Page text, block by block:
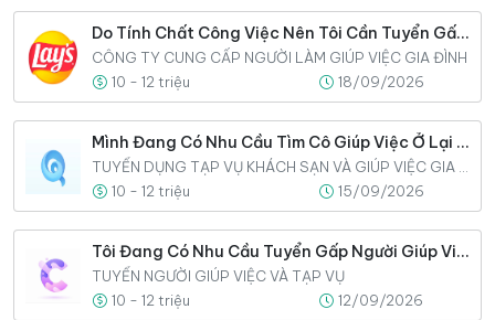
Do Tính Chất Công Việc Nên Tôi Cần Tuyển Gấp 3 Người Giúp Việc
CÔNG TY CUNG CẤP NGƯỜI LÀM GIÚP VIỆC GIA ĐÌNH
10 - 12 triệu
18/09/2026
Mình Đang Có Nhu Cầu Tìm Cô Giúp Việc Ở Lại Nhà Và Gắn Bó Lâu Dài
10 - 12 triệu
15/09/2026
Tôi Đang Có Nhu Cầu Tuyển Gấp Người Giúp Việc Cho Nhà Tôi
TUYỂN NGƯỜI GIÚP VIỆC VÀ TẠP VỤ
10 - 12 triệu
12/09/2026